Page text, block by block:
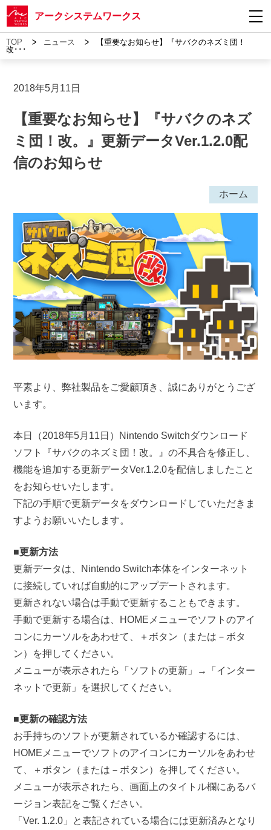
アークシステムワークス
TOP > ニュース >
【重要なお知らせ】『サバクのネズミ団！
改･･･
2018年5月11日
【重要なお知らせ】『サバクのネズ
ミ団！改。』更新データVer.1.2.0配
信のお知らせ
ホーム
平素より、弊社製品をご愛顧頂き、誠にありがとうござ
います。
本日（2018年5月11日）Nintendo Switchダウンロード
ソフト『サバクのネズミ団！改。』の不具合を修正し、
機能を追加する更新データVer.1.2.0を配信しましたこと
をお知らせいたします。
下記の手順で更新データをダウンロードしていただきま
すようお願いいたします。
■更新方法
更新データは、Nintendo Switch本体をインターネット
に接続していれば自動的にアップデートされます。
更新されない場合は手動で更新することもできます。
手動で更新する場合は、HOMEメニューでソフトのアイ
コンにカーソルをあわせて、＋ボタン（または－ボタ
ン）を押してください。
メニューが表示されたら「ソフトの更新」→「インター
ネットで更新」を選択してください。
■更新の確認方法
お手持ちのソフトが更新されているか確認するには、
HOMEメニューでソフトのアイコンにカーソルをあわせ
て、＋ボタン（または－ボタン）を押してください。
メニューが表示されたら、画面上のタイトル欄にあるバ
ージョン表記をご覧ください。
「Ver. 1.2.0」と表記されている場合には更新済みとなり